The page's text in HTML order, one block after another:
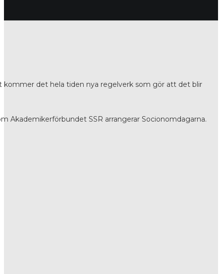
kommer det hela tiden nya regelverk som gör att det blir
Akademikerförbundet SSR arrangerar Socionomdagarna.